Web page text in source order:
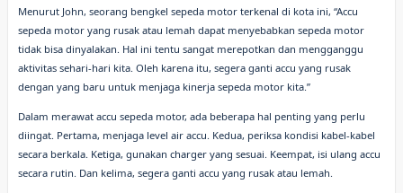
Menurut John, seorang bengkel sepeda motor terkenal di kota ini, “Accu
sepeda motor yang rusak atau lemah dapat menyebabkan sepeda motor
tidak bisa dinyalakan. Hal ini tentu sangat merepotkan dan mengganggu
aktivitas sehari-hari kita. Oleh karena itu, segera ganti accu yang rusak
dengan yang baru untuk menjaga kinerja sepeda motor kita.”
Dalam merawat accu sepeda motor, ada beberapa hal penting yang perlu
diingat. Pertama, menjaga level air accu. Kedua, periksa kondisi kabel-kabel
secara berkala. Ketiga, gunakan charger yang sesuai. Keempat, isi ulang accu
secara rutin. Dan kelima, segera ganti accu yang rusak atau lemah.